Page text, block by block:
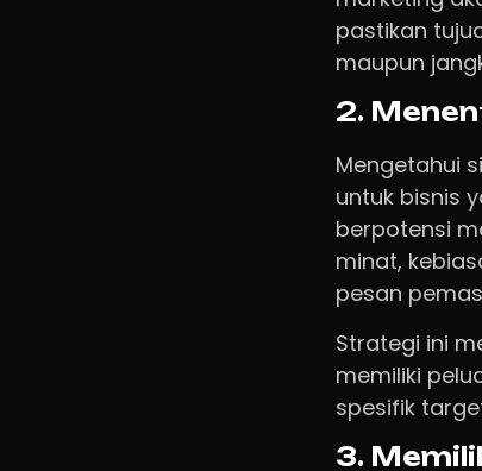
pastikan
maupun
2.
Mengetahui
untuk bisnis
berpotensi
minat,
pesan
Strategi ini
memiliki
spesifik
3.